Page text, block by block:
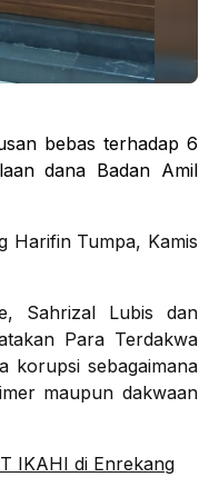
bebas terhadap 6
dana Badan Amil
Harifin Tumpa, Kamis
Sahrizal Lubis dan
Para Terdakwa
korupsi sebagaimana
maupun dakwaan
IKAHI di Enrekang